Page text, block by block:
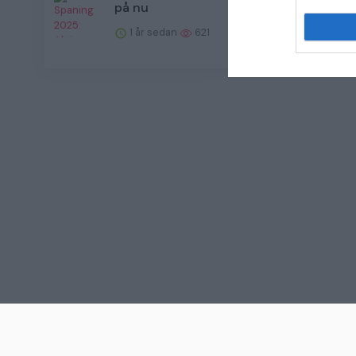
på nu
1 år sedan 621